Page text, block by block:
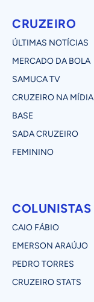
CRUZEIRO
ÚLTIMAS NOTÍCIAS
MERCADO DA BOLA
SAMUCA TV
CRUZEIRO NA MÍDIA
BASE
SADA CRUZEIRO
FEMININO
COLUNISTAS
CAIO FÁBIO
EMERSON ARAÚJO
PEDRO TORRES
CRUZEIRO STATS